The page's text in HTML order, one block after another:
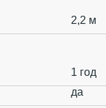
2,2 м
1 год
да